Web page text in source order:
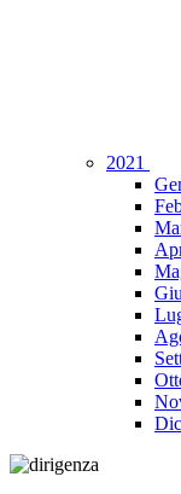
2021